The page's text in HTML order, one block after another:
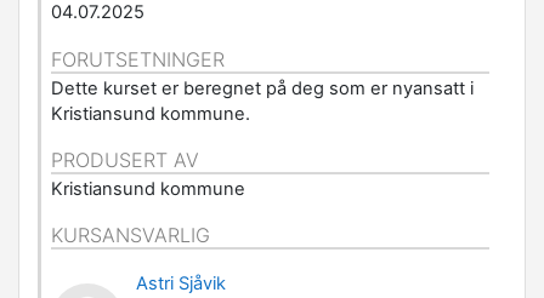
04.07.2025
FORUTSETNINGER
Dette kurset er beregnet på deg som er nyansatt i
Kristiansund kommune.
PRODUSERT AV
Kristiansund kommune
KURSANSVARLIG
Astri Sjåvik